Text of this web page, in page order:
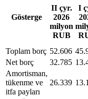
Gösterge
II çyr.
2026
milyon
RUB
I
Toplam borç 52.606
Net borç
32.785
Amortisman,
tükenme ve
itfa payları
26.339